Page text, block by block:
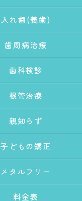
入れ歯(義歯)
歯周病治療
歯科検診
根管治療
親知らず
子どもの矯正
メタルフリー
料金表